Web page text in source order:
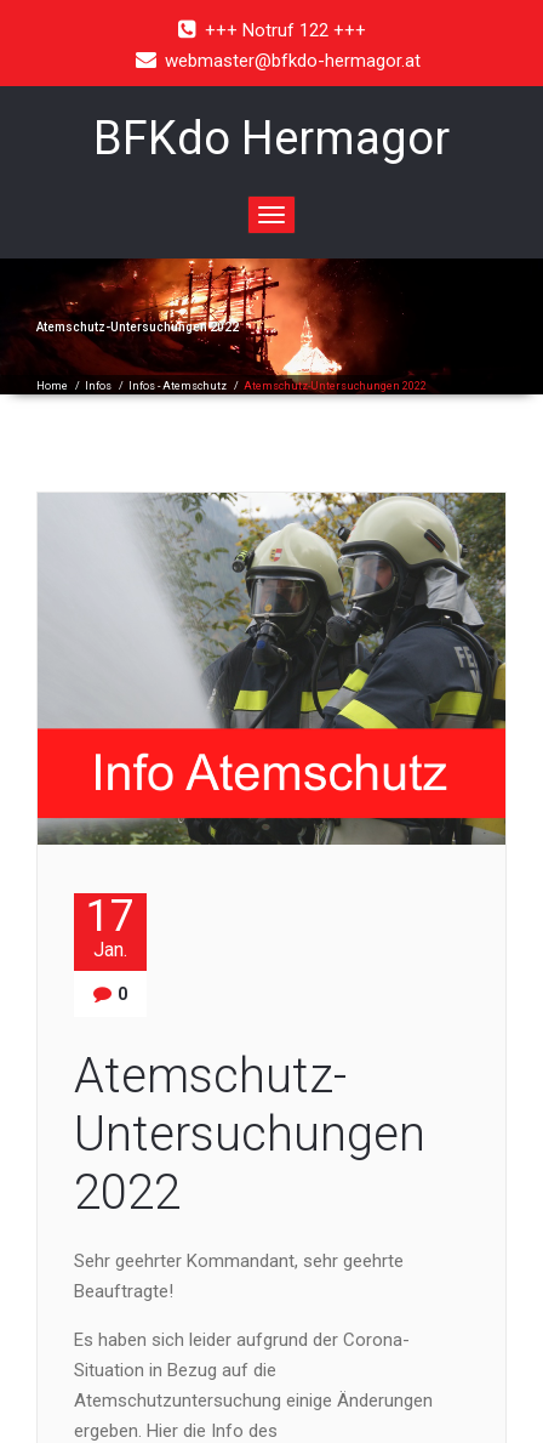
+++ Notruf 122 +++
webmaster@bfkdo-hermagor.at
BFKdo Hermagor
Toggle
navigation
Atemschutz-Untersuchungen 2022
Home / Infos / Infos - Atemschutz / Atemschutz-Untersuchungen 2022
17
Jan.
0
Atemschutz-
Untersuchungen
2022
Sehr geehrter Kommandant, sehr geehrte
Beauftragte!
Es haben sich leider aufgrund der Corona-
Situation in Bezug auf die
Atemschutzuntersuchung einige Änderungen
ergeben. Hier die Info des